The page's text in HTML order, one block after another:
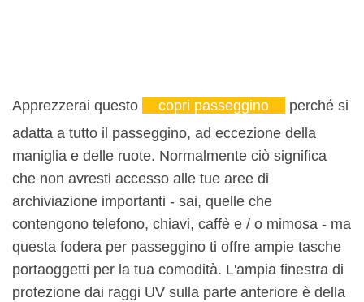
Apprezzerai questo copri passeggino
perché si
adatta a tutto il passeggino, ad eccezione della
maniglia e delle ruote. Normalmente ciò significa
che non avresti accesso alle tue aree di
archiviazione importanti - sai, quelle che
contengono telefono, chiavi, caffè e / o mimosa - ma
questa fodera per passeggino ti offre ampie tasche
portaoggetti per la tua comodità. L'ampia finestra di
protezione dai raggi UV sulla parte anteriore è della